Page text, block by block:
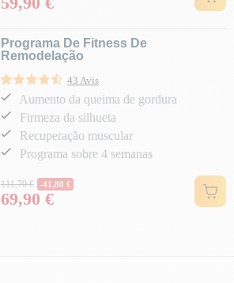
Programa De Fitness De
Remodelação
43 Avis
Aumento da queima de gordura
Firmeza da silhueta
Recuperação muscular
Programa sobre 4 semanas
Preço normal
111,70 € -41,80 €
Preço
69,90 €